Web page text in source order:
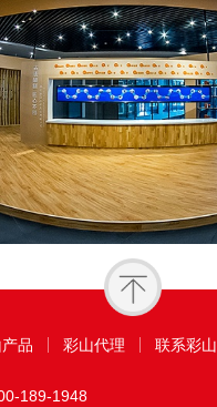
品 彩山代理 联系彩山
189-1948